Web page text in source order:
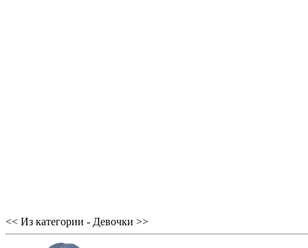
<< Из категории - Девочки >>